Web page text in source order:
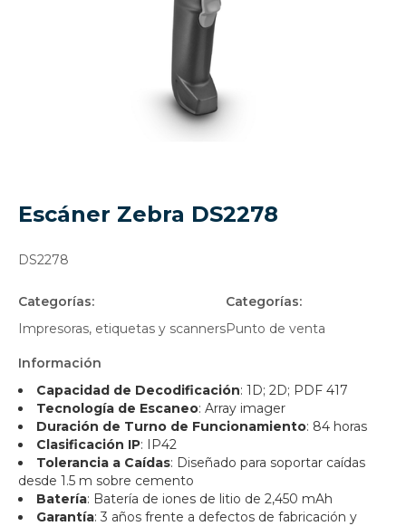
Escáner Zebra DS2278
DS2278
Categorías:
Impresoras, etiquetas y scanners
Categorías:
Punto de venta
Información
Capacidad de Decodificación: 1D; 2D; PDF 417
Tecnología de Escaneo: Array imager
Duración de Turno de Funcionamiento: 84 horas
Clasificación IP: IP42
Tolerancia a Caídas: Diseñado para soportar caídas
desde 1.5 m sobre cemento
Batería: Batería de iones de litio de 2,450 mAh
Garantía: 3 años frente a defectos de fabricación y